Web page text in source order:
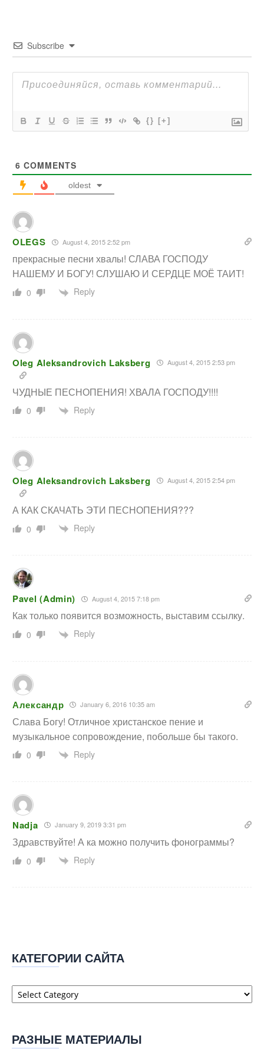
Subscribe
{} [+]
6 COMMENTS
oldest
OLEGS August 4, 2015 2:52 pm
прекрасные песни хвалы! СЛАВА ГОСПОДУ
НАШЕМУ И БОГУ! СЛУШАЮ И СЕРДЦЕ МОЁ ТАИТ!
0 Reply
Oleg Aleksandrovich Laksberg August 4, 2015 2:53 pm
ЧУДНЫЕ ПЕСНОПЕНИЯ! ХВАЛА ГОСПОДУ!!!!
0 Reply
Oleg Aleksandrovich Laksberg August 4, 2015 2:54 pm
А КАК СКАЧАТЬ ЭТИ ПЕСНОПЕНИЯ???
0 Reply
Pavel (Admin) August 4, 2015 7:18 pm
Как только появится возможность, выставим ссылку.
0 Reply
Александр January 6, 2016 10:35 am
Слава Богу! Отличное христанское пение и
музыкальное сопровождение, побольше бы такого.
0 Reply
Nadja January 9, 2019 3:31 pm
Здравствуйте! А ка можно получить фонограммы?
0 Reply
КАТЕГОРИИ САЙТА
Категории
сайта
РАЗНЫЕ МАТЕРИАЛЫ